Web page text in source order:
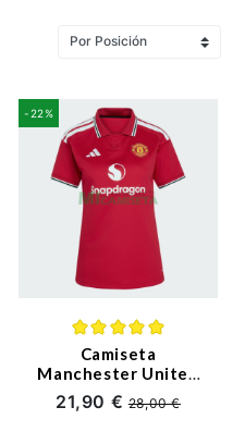
-22%
Camiseta
Manchester United
Primera Equipación
2026/2027 Rojo
21,90 €28,00 €